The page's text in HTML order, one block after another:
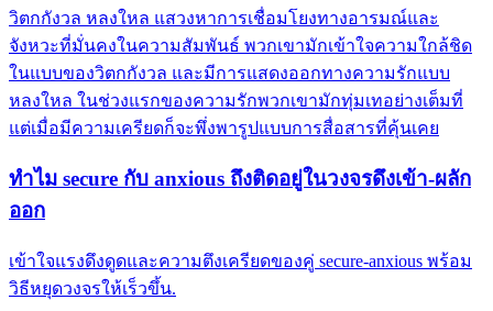
วิตกกังวล หลงใหล แสวงหาการเชื่อมโยงทางอารมณ์และ
จังหวะที่มั่นคงในความสัมพันธ์ พวกเขามักเข้าใจความใกล้ชิด
ในแบบของวิตกกังวล และมีการแสดงออกทางความรักแบบ
หลงใหล ในช่วงแรกของความรักพวกเขามักทุ่มเทอย่างเต็มที่
แต่เมื่อมีความเครียดก็จะพึ่งพารูปแบบการสื่อสารที่คุ้นเคย
ทำไม secure กับ anxious ถึงติดอยู่ในวงจรดึงเข้า-ผลัก
ออก
เข้าใจแรงดึงดูดและความตึงเครียดของคู่ secure-anxious พร้อม
วิธีหยุดวงจรให้เร็วขึ้น.